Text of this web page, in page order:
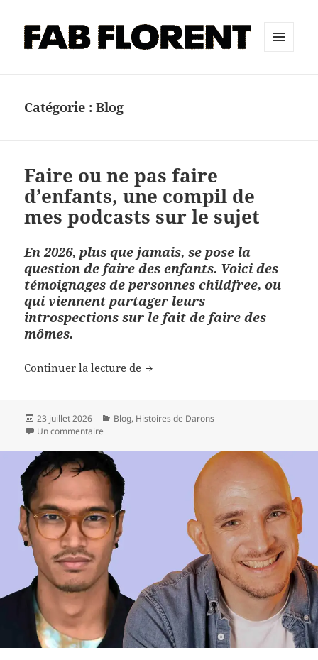
Catégorie :Blog
Faire ou ne pas faire
d’enfants, une compil de
mes podcasts sur le sujet
En 2026, plus que jamais, se pose la
question de faire des enfants. Voici des
témoignages de personnes childfree, ou
qui viennent partager leurs
introspections sur le fait de faire des
mômes.
Continuer la lecture de Faire ou ne pas faire d’enfants,
Publié
le
23 juillet 2026 Catégories
Blog, Histoires de Darons
Un commentaire